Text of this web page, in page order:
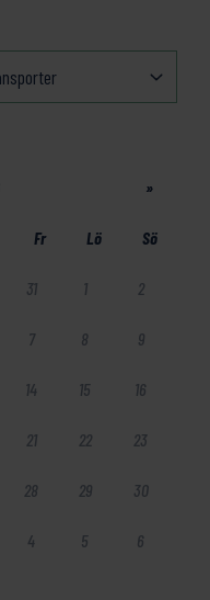
»
Fr Lö Sö
31 1 2
7 8 9
14 15 16
21 22 23
28 29 30
4 5 6